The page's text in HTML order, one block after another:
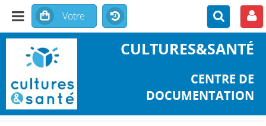
CULTURES&SANTÉ
CENTRE DE
DOCUMENTATION